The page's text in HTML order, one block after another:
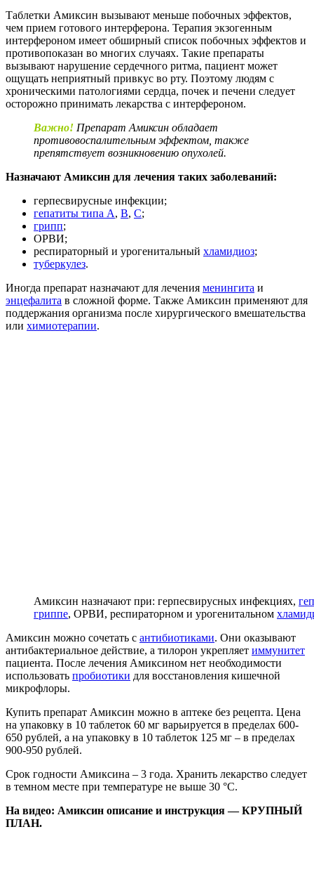
Таблетки Амиксин вызывают меньше побочных эффектов,
чем прием готового интерферона. Терапия экзогенным
интерфероном имеет обширный список побочных эффектов и
противопоказан во многих случаях. Такие препараты
вызывают нарушение сердечного ритма, пациент может
ощущать неприятный привкус во рту. Поэтому людям с
хроническими патологиями сердца, почек и печени следует
осторожно принимать лекарства с интерфероном.
Важно! Препарат Амиксин обладает
противовоспалительным эффектом, также
препятствует возникновению опухолей.
Назначают Амиксин для лечения таких заболеваний:
герпесвирусные инфекции;
гепатиты типа A, B, C;
грипп;
ОРВИ;
респираторный и урогенитальный хламидиоз;
туберкулез.
Иногда препарат назначают для лечения менингита и
энцефалита в сложной форме. Также Амиксин применяют для
поддержания организма после хирургического вмешательства
или химиотерапии.
Амиксин назначают при: герпесвирусных инфекциях,
гриппе, ОРВИ, респираторном и урогенитальном
Амиксин можно сочетать с антибиотиками. Они оказывают
антибактериальное действие, а тилорон укрепляет иммунитет
пациента. После лечения Амиксином нет необходимости
использовать пробиотики для восстановления кишечной
микрофлоры.
Купить препарат Амиксин можно в аптеке без рецепта. Цена
на упаковку в 10 таблеток 60 мг варьируется в пределах 600-
650 рублей, а на упаковку в 10 таблеток 125 мг – в пределах
900-950 рублей.
Срок годности Амиксина – 3 года. Хранить лекарство следует
в темном месте при температуре не выше 30 °C.
На видео: Амиксин описание и инструкция — КРУПНЫЙ
ПЛАН.